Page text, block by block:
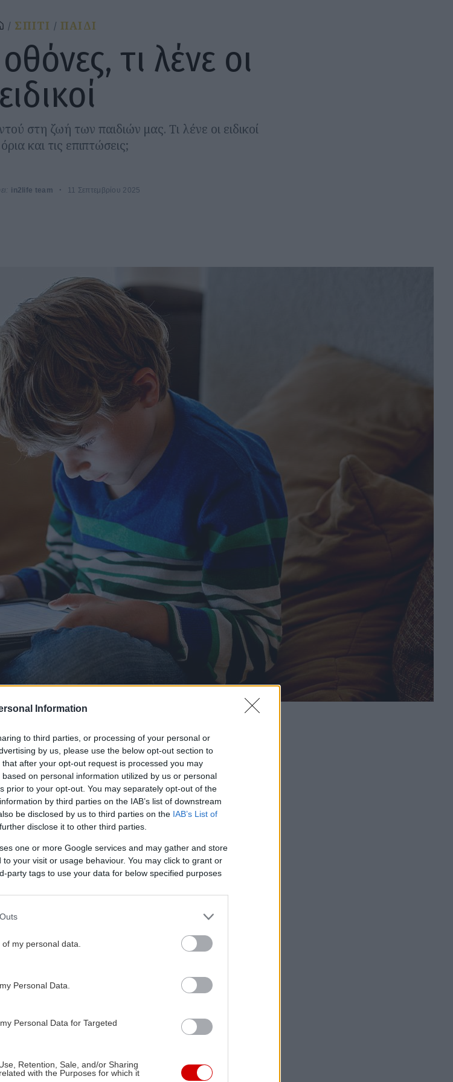
Information
to third parties, or processing of your personal or
by us, please use the below opt-out section to
after your opt-out request is processed you may
on personal information utilized by us or personal
prior to your opt-out. You may separately opt-out of the
by third parties on the IAB’s list of downstream
be disclosed by us to third parties on the IAB’s List of
disclose it to other third parties.
one or more Google services and may gather and store
your visit or usage behaviour. You may click to grant or
party tags to use your data for below specified purposes
my personal data.
Personal Data.
Personal Data for Targeted
Retention, Sale, and/or Sharing
with the Purposes for which it
ΣΠΙΤΙ ΠΑΙΔΙ
τι λένε οι
ειδικοί
στη ζωή των παιδιών μας. Τι λένε οι ειδικοί
και τις επιπτώσεις;
in2life team 11 Σεπτεμβρίου 2025